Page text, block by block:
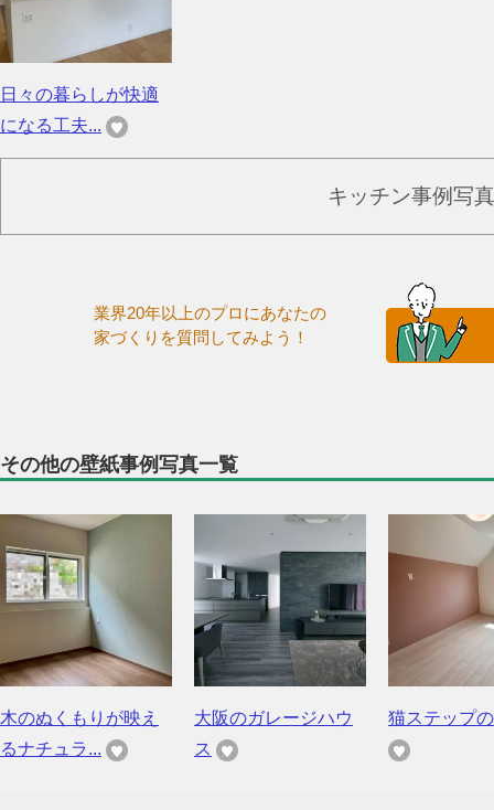
日々の暮らしが快適
になる工夫...
キッチン事例写
業界20年以上のプロにあなたの
家づくりを質問してみよう！
その他の壁紙事例写真一覧
木のぬくもりが映え
るナチュラ...
大阪のガレージハウ
ス
猫ステップ